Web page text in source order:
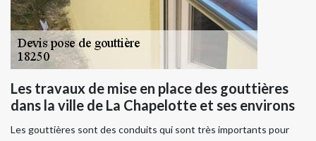
Les travaux de mise en place des gouttières
dans la ville de La Chapelotte et ses environs
Les gouttières sont des conduits qui sont très importants pour